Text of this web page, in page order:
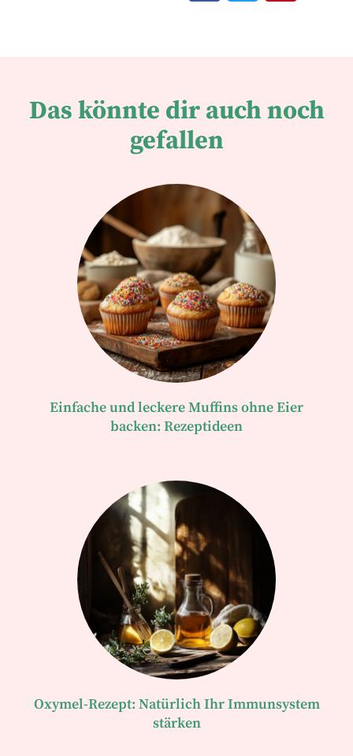
Das könnte dir auch noch
gefallen
Einfache und leckere Muffins ohne Eier
backen: Rezeptideen
Oxymel-Rezept: Natürlich Ihr Immunsystem
stärken